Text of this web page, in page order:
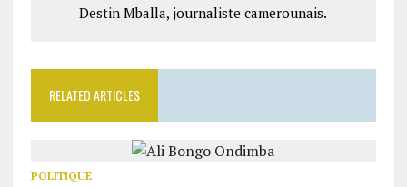
Destin Mballa, journaliste camerounais.
RELATED ARTICLES
POLITIQUE